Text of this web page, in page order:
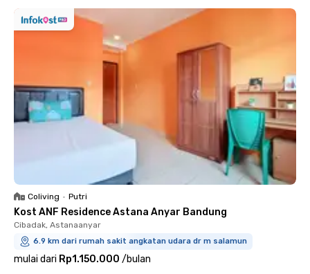
Coliving • Putri
Kost ANF Residence Astana Anyar Bandung
Cibadak, Astanaanyar
6.9 km dari rumah sakit angkatan udara dr m salamun
mulai dari Rp1.150.000 /bulan